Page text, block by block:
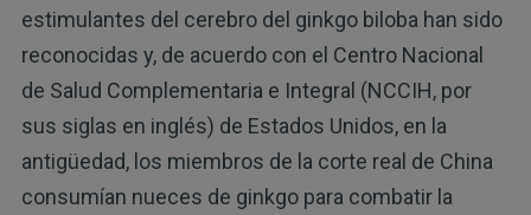
estimulantes del cerebro del ginkgo biloba han sido
reconocidas y, de acuerdo con el Centro Nacional
de Salud Complementaria e Integral (NCCIH, por
sus siglas en inglés) de Estados Unidos, en la
antigüedad, los miembros de la corte real de China
consumían nueces de ginkgo para combatir la